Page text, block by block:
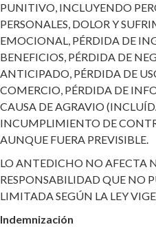
PUNITIVO, INCLUYENDO
PERSONALES, DOLOR Y
EMOCIONAL, PÉRDIDA DE
BENEFICIOS, PÉRDIDA DE
ANTICIPADO, PÉRDIDA DE
COMERCIO, PÉRDIDA DE
CAUSA DE AGRAVIO
INCUMPLIMIENTO DE
AUNQUE FUERA PREVISIBLE.
LO ANTEDICHO NO AFECTA
RESPONSABILIDAD QUE NO
LIMITADA SEGÚN LA LEY
Indemnización